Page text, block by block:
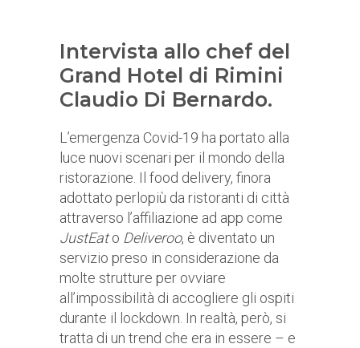
Intervista allo chef del
Grand Hotel di Rimini
Claudio Di Bernardo.
L’emergenza Covid-19 ha portato alla
luce nuovi scenari per il mondo della
ristorazione. Il food delivery, finora
adottato perlopiù da ristoranti di città
attraverso l’affiliazione ad app come
JustEato Deliveroo, è diventato un
servizio preso in considerazione da
molte strutture per ovviare
all’impossibilità di accogliere gli ospiti
durante il lockdown. In realtà, però, si
tratta di un trend che era in essere – e